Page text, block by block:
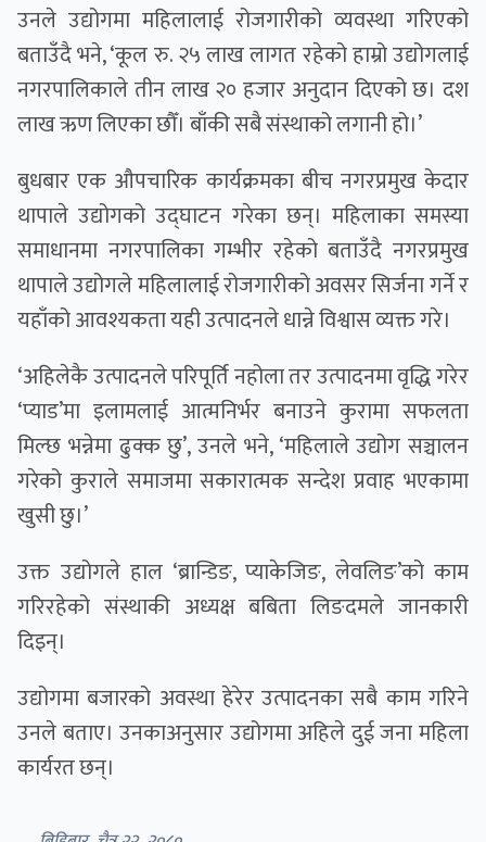
उनले उद्योगमा महिलालाई रोजगारीको व्यवस्था गरिएको
बताउँदै भने, ‘कूल रु. २५ लाख लागत रहेको हाम्रो उद्योगलाई
नगरपालिकाले तीन लाख २० हजार अनुदान दिएको छ। दश
लाख ऋण लिएका छौँ। बाँकी सबै संस्थाको लगानी हो।’
बुधबार एक औपचारिक कार्यक्रमका बीच नगरप्रमुख केदार
थापाले उद्योगको उद्घाटन गरेका छन्। महिलाका समस्या
समाधानमा नगरपालिका गम्भीर रहेको बताउँदै नगरप्रमुख
थापाले उद्योगले महिलालाई रोजगारीको अवसर सिर्जना गर्ने र
यहाँको आवश्यकता यही उत्पादनले धान्ने विश्वास व्यक्त गरे।
‘अहिलेकै उत्पादनले परिपूर्ति नहोला तर उत्पादनमा वृद्धि गरेर
‘प्याड’मा इलामलाई आत्मनिर्भर बनाउने कुरामा सफलता
मिल्छ भन्नेमा ढुक्क छु’, उनले भने, ‘महिलाले उद्योग सञ्चालन
गरेको कुराले समाजमा सकारात्मक सन्देश प्रवाह भएकामा
खुसी छु।’
उक्त उद्योगले हाल ‘ब्रान्डिङ, प्याकेजिङ, लेवलिङ’को काम
गरिरहेको संस्थाकी अध्यक्ष बबिता लिङदमले जानकारी
दिइन्।
उद्योगमा बजारको अवस्था हेरेर उत्पादनका सबै काम गरिने
उनले बताए। उनकाअनुसार उद्योगमा अहिले दुई जना महिला
कार्यरत छन्।